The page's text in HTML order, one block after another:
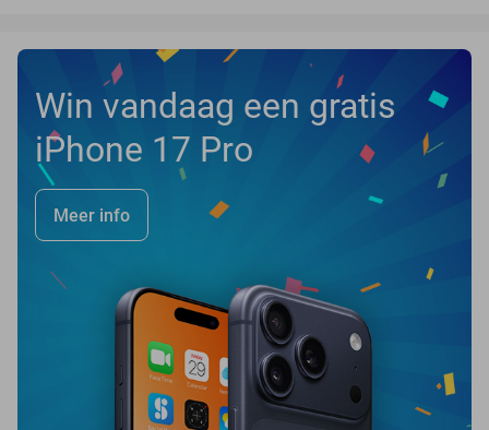
Win vandaag een gratis
iPhone 17 Pro
Meer info